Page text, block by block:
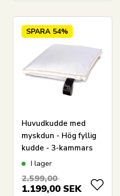
SPARA 54%
Huvudkudde med
myskdun - Hög fyllig
kudde - 3-kammars
dunkudde - 60x63 cm
I lager
2.599,00
1.199,00 SEK